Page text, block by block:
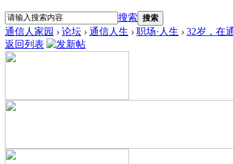
搜索 搜索
通信人家园 › 论坛 › 通信人生 › 职场·人生 › 32岁，在
返回列表